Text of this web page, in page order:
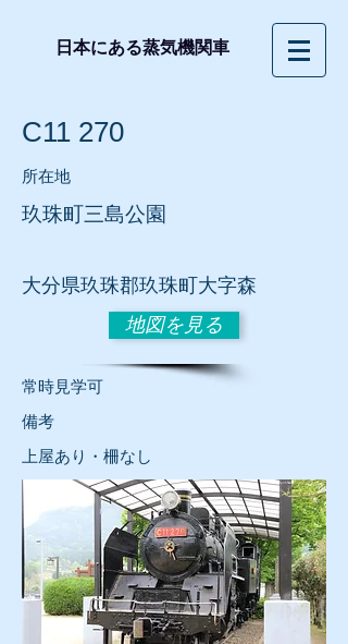
日本にある蒸気機関車
C11 270
所在地
玖珠町三島公園
大分県玖珠郡玖珠町大字森
地図を見る
常時見学可
​備考
上屋あり・柵なし